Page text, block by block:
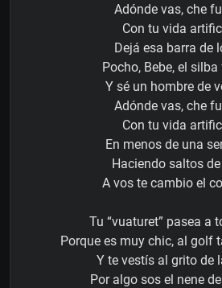
Adónde vas, che
Con tu vida
Dejá esa barra de
Pocho, Bebe, el
Y sé un hombre de
Adónde vas, che
Con tu vida
En menos de una
Haciendo saltos
A vos te cambio el
Tu “vuaturet” pasea a
Porque es muy chic, al golf
Y te vestís al grito de
Por algo sos el nene